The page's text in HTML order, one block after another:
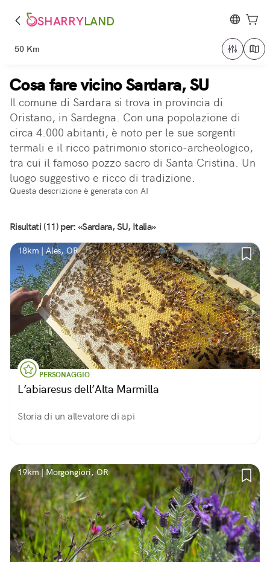
SHARRYLAND
50 Km
Cosa fare vicino Sardara, SU
Il comune di Sardara si trova in provincia di
Oristano, in Sardegna. Con una popolazione di
circa 4.000 abitanti, è noto per le sue sorgenti
termali e il ricco patrimonio storico-archeologico,
tra cui il famoso pozzo sacro di Santa Cristina. Un
luogo suggestivo e ricco di tradizione.
Questa descrizione è generata con AI
Risultati (11) per: «Sardara, SU, Italia»
18km | Ales, OR
PERSONAGGIO
L’abiaresus dell’Alta Marmilla
Storia di un allevatore di api
19km | Morgongiori, OR